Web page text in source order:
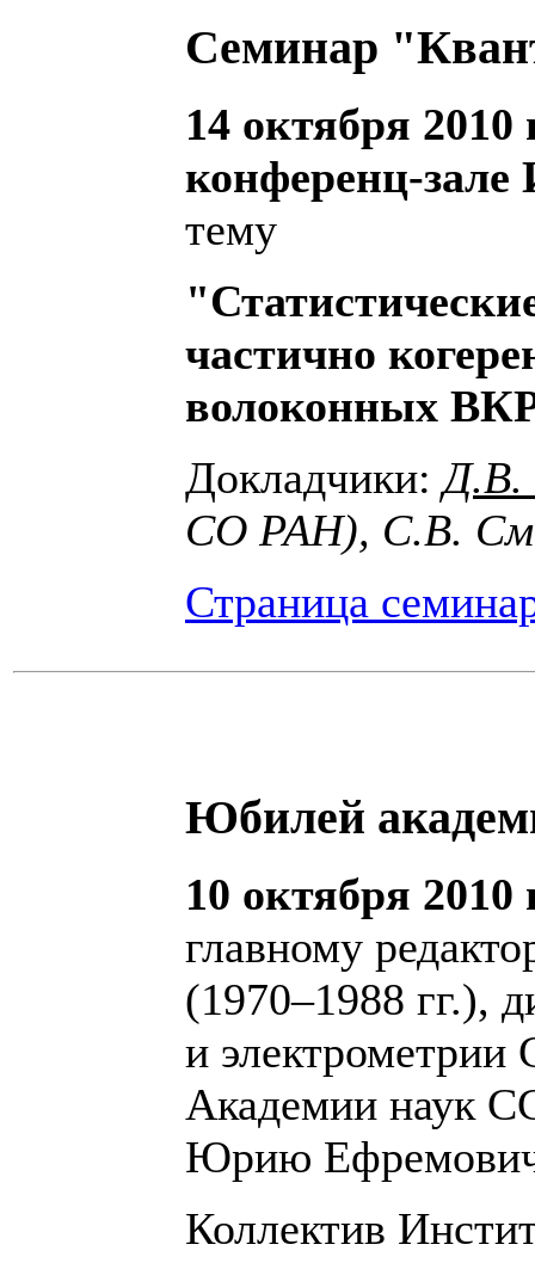
Семинар
14 октября 2010
конференц-
тему
частично
волоконных
Докладчики:Д.В.
СО РАН), С.В.
Страница
Юбилей
10 октября 2010
главному
(1970–1988 гг.),
и электрометрии
Академии наук
Юрию
Коллектив